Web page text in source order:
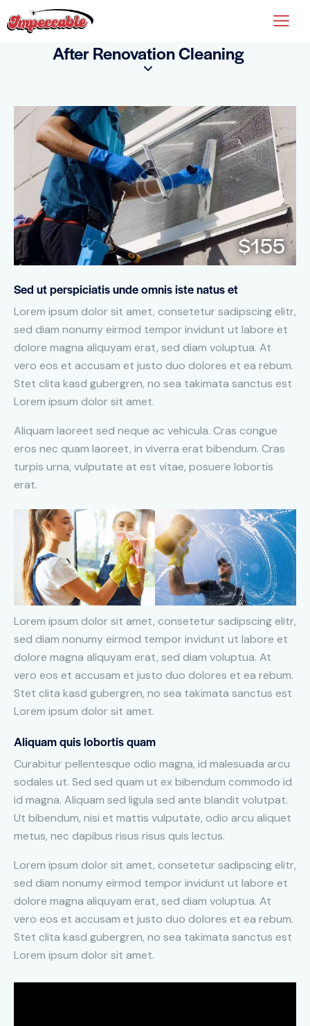
After Renovation Cleaning
$155
Sed ut perspiciatis unde omnis iste natus et
Lorem ipsum dolor sit amet, consetetur sadipscing elitr,
sed diam nonumy eirmod tempor invidunt ut labore et
dolore magna aliquyam erat, sed diam voluptua. At
vero eos et accusam et justo duo dolores et ea rebum.
Stet clita kasd gubergren, no sea takimata sanctus est
Lorem ipsum dolor sit amet.
Aliquam laoreet sed neque ac vehicula. Cras congue
eros nec quam laoreet, in viverra erat bibendum. Cras
turpis urna, vulputate at est vitae, posuere lobortis
erat.
Lorem ipsum dolor sit amet, consetetur sadipscing elitr,
sed diam nonumy eirmod tempor invidunt ut labore et
dolore magna aliquyam erat, sed diam voluptua. At
vero eos et accusam et justo duo dolores et ea rebum.
Stet clita kasd gubergren, no sea takimata sanctus est
Lorem ipsum dolor sit amet.
Aliquam quis lobortis quam
Curabitur pellentesque odio magna, id malesuada arcu
sodales ut. Sed sed quam ut ex bibendum commodo id
id magna. Aliquam sed ligula sed ante blandit volutpat.
Ut bibendum, nisi et mattis vulputate, odio arcu aliquet
metus, nec dapibus risus risus quis lectus.
Lorem ipsum dolor sit amet, consetetur sadipscing elitr,
sed diam nonumy eirmod tempor invidunt ut labore et
dolore magna aliquyam erat, sed diam voluptua. At
vero eos et accusam et justo duo dolores et ea rebum.
Stet clita kasd gubergren, no sea takimata sanctus est
Lorem ipsum dolor sit amet.